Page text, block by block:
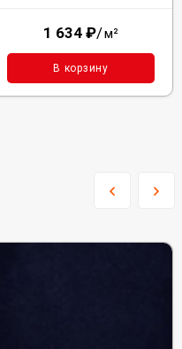
1 634 ₽/м²
В корзину